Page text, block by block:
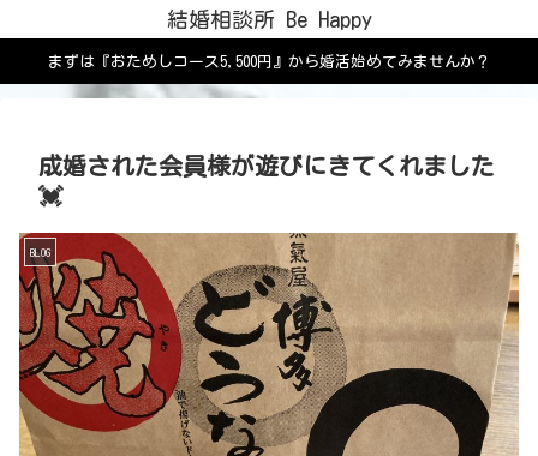
結婚相談所 Be Happy
まずは『おためしコース5,500円』から婚活始めてみませんか？
成婚された会員様が遊びにきてくれました
💓
BLOG